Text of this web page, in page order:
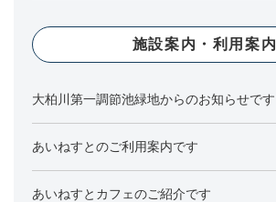
施設案内・利用案内
大柏川第一調節池緑地からのお知らせです
あいねすとのご利用案内です
あいねすとカフェのご紹介です